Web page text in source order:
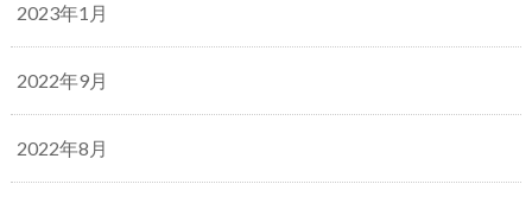
2023年1月
2022年9月
2022年8月